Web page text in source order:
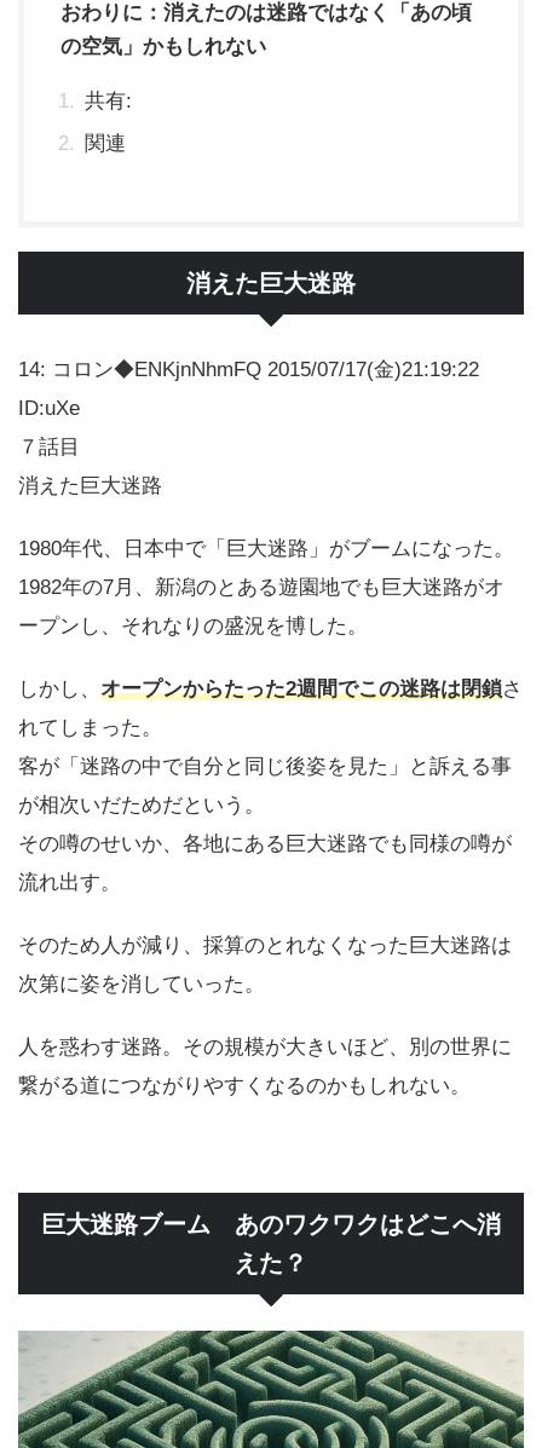
おわりに：消えたのは迷路ではなく「あの頃
の空気」かもしれない
共有:
関連
消えた巨大迷路
14: コロン◆ENKjnNhmFQ 2015/07/17(金)21:19:22
ID:uXe
７話目
消えた巨大迷路
1980年代、日本中で「巨大迷路」がブームになった。
1982年の7月、新潟のとある遊園地でも巨大迷路がオ
ープンし、それなりの盛況を博した。
しかし、 オープンからたった2週間でこの迷路は閉鎖さ
れてしまった。
客が「迷路の中で自分と同じ後姿を見た」と訴える事
が相次いだためだという。
その噂のせいか、各地にある巨大迷路でも同様の噂が
流れ出す。
そのため人が減り、採算のとれなくなった巨大迷路は
次第に姿を消していった。
人を惑わす迷路。その規模が大きいほど、別の世界に
繋がる道につながりやすくなるのかもしれない。
巨大迷路ブーム あのワクワクはどこへ消
えた？